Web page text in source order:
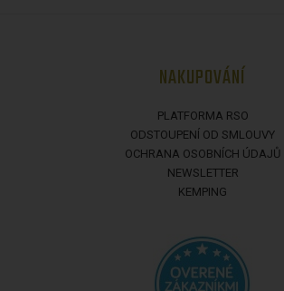
NAKUPOVÁNÍ
PLATFORMA RSO
ODSTOUPENÍ OD SMLOUVY
OCHRANA OSOBNÍCH ÚDAJŮ
NEWSLETTER
KEMPING